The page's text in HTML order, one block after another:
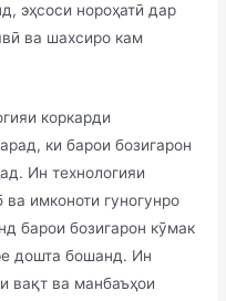
эҳсоси нороҳатӣ дар
ва шахсиро кам
коркарди
ки барои бозигарон
Ин технологияи
ва имконоти гуногунро
барои бозигарон кӯмак
дошта бошанд. Ин
вақт ва манбаъҳои